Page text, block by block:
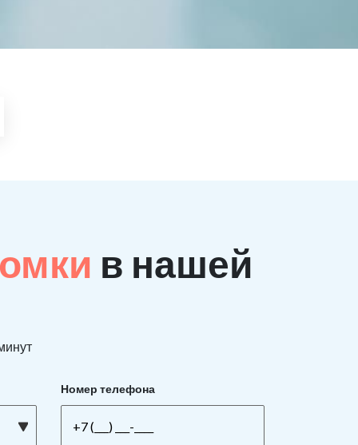
в нашей
Номер телефона